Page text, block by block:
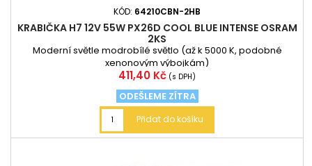
KÓD: 64210CBN-2HB
KRABIČKA H7 12V 55W PX26D COOL BLUE INTENSE OSRAM
2KS
Moderní světle modrobílé světlo (až k 5000 K, podobné
xenonovým výbojkám)
Cena
411,40 Kč (s DPH)
ODEŠLEME ZÍTRA
Přidat do košíku